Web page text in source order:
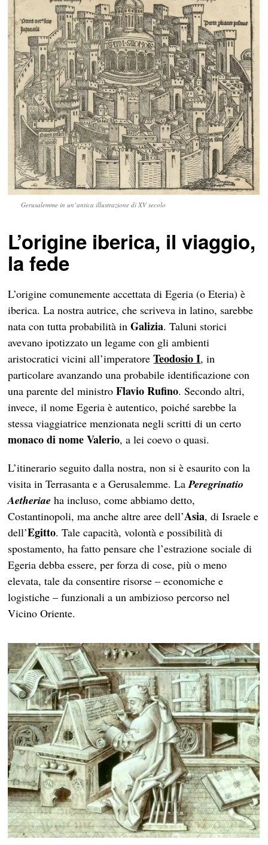
Gerusalemme in un’antica illustrazione di XV secolo
L’origine iberica, il viaggio,
la fede
L’origine comunemente accettata di Egeria (o Eteria) è
iberica. La nostra autrice, che scriveva in latino, sarebbe
nata con tutta probabilità inGalizia. Taluni storici
avevano ipotizzato un legame con gli ambienti
aristocratici vicini all’imperatoreTeodosio I, in
particolare avanzando una probabile identificazione con
una parente del ministroFlavio Rufino. Secondo altri,
invece, il nome Egeria è autentico, poiché sarebbe la
stessa viaggiatrice menzionata negli scritti di un certo
monaco di nome Valerio, a lei coevo o quasi.
L’itinerario seguito dalla nostra, non si è esaurito con la
visita in Terrasanta e a Gerusalemme. LaPeregrinatio
Aetheriae ha incluso, come abbiamo detto,
Costantinopoli, ma anche altre aree dell’Asia, di Israele e
dell’Egitto. Tale capacità, volontà e possibilità di
spostamento, ha fatto pensare che l’estrazione sociale di
Egeria debba essere, per forza di cose, più o meno
elevata, tale da consentire risorse – economiche e
logistiche – funzionali a un ambizioso percorso nel
Vicino Oriente.